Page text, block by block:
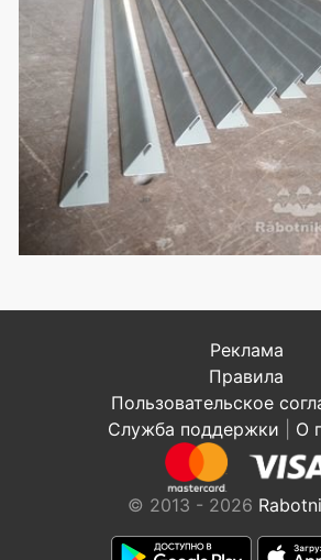
Реклама
Правила
Пользовательское
Служба поддержки
О
© 2013 - 2026